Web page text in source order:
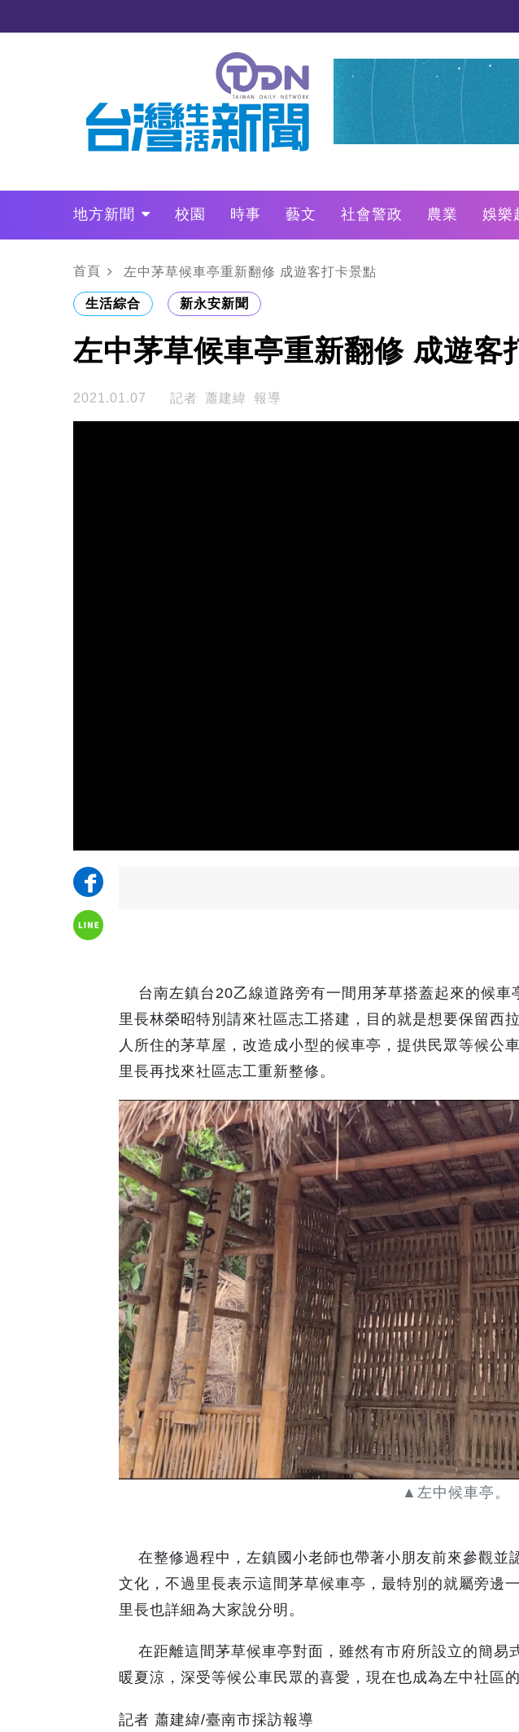
地方新聞 校園 時事 藝文 社會警政 農業 娛樂
政治
財經 LO叩敲敲門
首頁 左中茅草候車亭重新翻修 成遊客打卡景點
生活綜合 新永安新聞
左中茅草候車亭重新翻修 成遊客
2021.01.07 記者 蕭建緯 報導
台南左鎮台20乙線道路旁有一間用茅草搭蓋起來的候車
里長林榮昭特別請來社區志工搭建，目的就是想要保留西
人所住的茅草屋，改造成小型的候車亭，提供民眾等候公
里長再找來社區志工重新整修。
▲左中候車亭。
在整修過程中，左鎮國小老師也帶著小朋友前來參觀並
文化，不過里長表示這間茅草候車亭，最特別的就屬旁邊
里長也詳細為大家說分明。
在距離這間茅草候車亭對面，雖然有市府所設立的簡易
暖夏涼，深受等候公車民眾的喜愛，現在也成為左中社區
記者 蕭建緯/臺南市採訪報導